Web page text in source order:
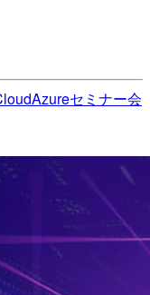
Azureセミナー会